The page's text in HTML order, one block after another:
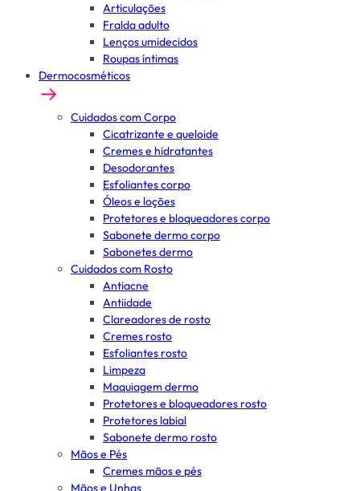
Articulações
Fralda adulto
Lenços umidecidos
Roupas íntimas
Dermocosméticos
Cuidados com Corpo
Cicatrizante e queloide
Cremes e hidratantes
Desodorantes
Esfoliantes corpo
Óleos e loções
Protetores e bloqueadores corpo
Sabonete dermo corpo
Sabonetes dermo
Cuidados com Rosto
Antiacne
Antiidade
Clareadores de rosto
Cremes rosto
Esfoliantes rosto
Limpeza
Maquiagem dermo
Protetores e bloqueadores rosto
Protetores labial
Sabonete dermo rosto
Mãos e Pés
Cremes mãos e pés
Mãos e Unhas